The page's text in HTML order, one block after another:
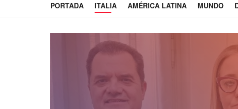
PORTADA ITALIA AMÉRICA LATINA MUNDO